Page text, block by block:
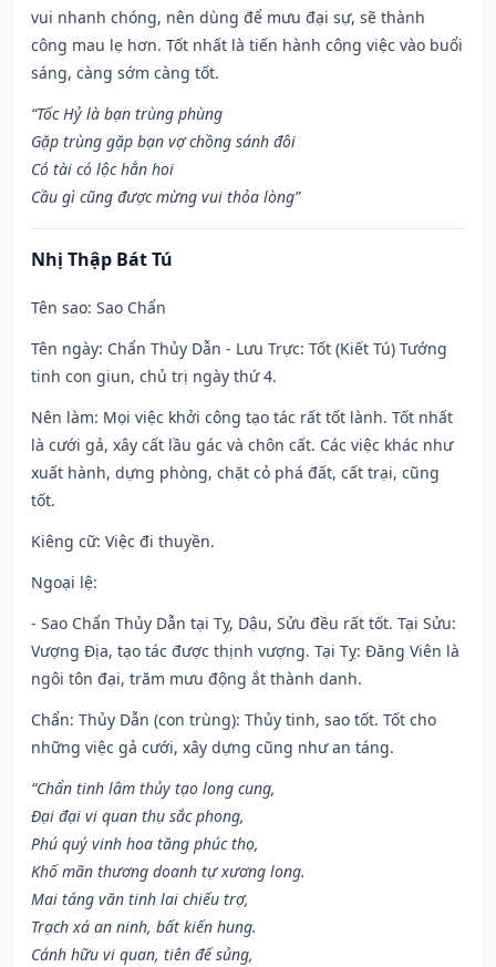
vui nhanh chóng, nên dùng để mưu đại sự, sẽ thành
công mau lẹ hơn. Tốt nhất là tiến hành công việc vào buổi
sáng, càng sớm càng tốt.
“Tốc Hỷ là bạn trùng phùng
Gặp trùng gặp bạn vợ chồng sánh đôi
Có tài có lộc hẳn hoi
Cầu gì cũng được mừng vui thỏa lòng”
Nhị Thập Bát Tú
Tên sao: Sao Chẩn
Tên ngày: Chẩn Thủy Dẫn - Lưu Trực: Tốt (Kiết Tú) Tướng
tinh con giun, chủ trị ngày thứ 4.
Nên làm: Mọi việc khởi công tạo tác rất tốt lành. Tốt nhất
là cưới gả, xây cất lầu gác và chôn cất. Các việc khác như
xuất hành, dựng phòng, chặt cỏ phá đất, cất trại, cũng
tốt.
Kiêng cữ: Việc đi thuyền.
Ngoại lệ:
- Sao Chẩn Thủy Dẫn tại Tỵ, Dậu, Sửu đều rất tốt. Tại Sửu:
Vượng Địa, tạo tác được thịnh vượng. Tại Tỵ: Đăng Viên là
ngôi tôn đại, trăm mưu động ắt thành danh.
Chẩn: Thủy Dẫn (con trùng): Thủy tinh, sao tốt. Tốt cho
những việc gả cưới, xây dựng cũng như an táng.
“Chẩn tinh lâm thủy tạo long cung,
Đại đại vi quan thụ sắc phong,
Phú quý vinh hoa tăng phúc thọ,
Khố mãn thương doanh tự xương long.
Mai táng văn tinh lai chiếu trợ,
Trạch xá an ninh, bất kiến hung.
Cánh hữu vi quan, tiên đế sủng,